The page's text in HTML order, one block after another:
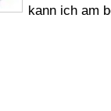
kann ich am